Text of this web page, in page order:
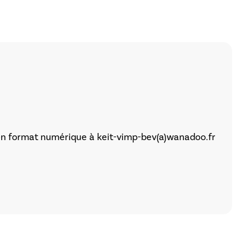
format numérique à keit-vimp-bev(a)wanadoo.fr